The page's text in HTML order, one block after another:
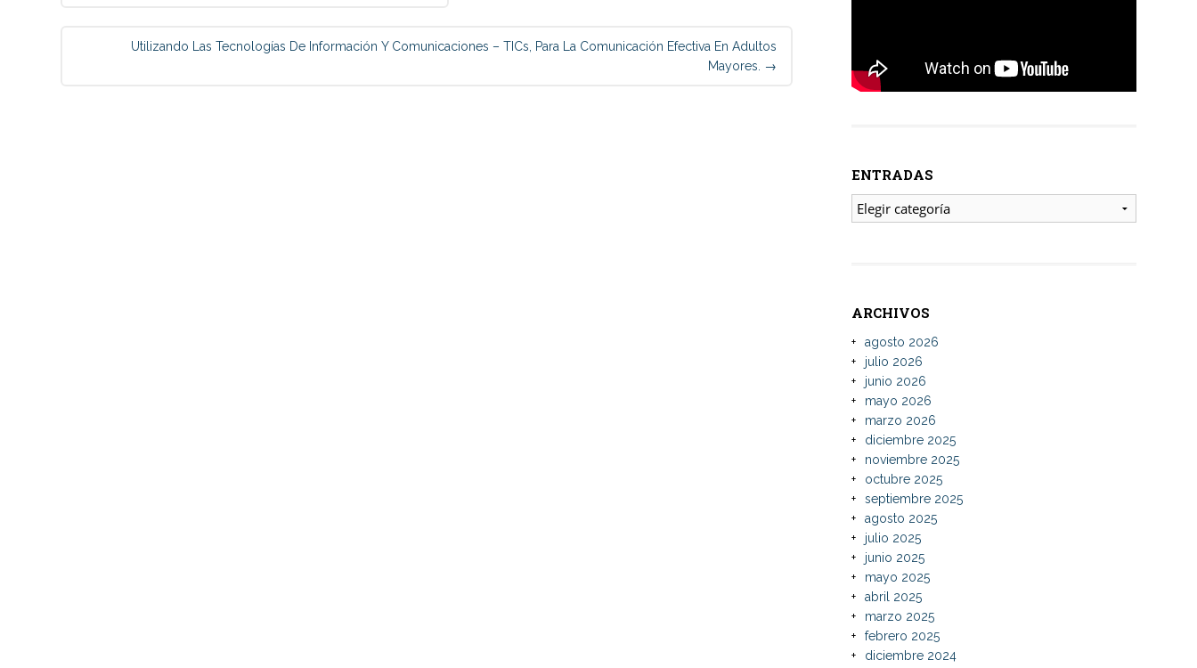
Utilizando Las Tecnologías De Información Y Comunicaciones – TICs, Para La Comunicación Efectiva En Adultos
Mayores. →
ENTRADAS
ENTRADAS
ARCHIVOS
agosto 2026
julio 2026
junio 2026
mayo 2026
marzo 2026
diciembre 2025
noviembre 2025
octubre 2025
septiembre 2025
agosto 2025
julio 2025
junio 2025
mayo 2025
abril 2025
marzo 2025
febrero 2025
diciembre 2024